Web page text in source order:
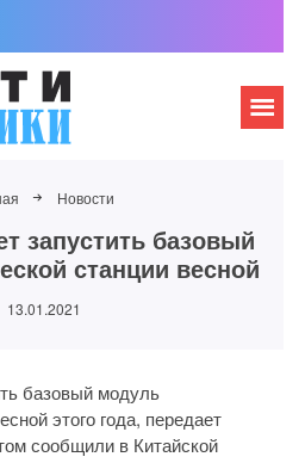
Новости
запустить базовый
станции весной
13.01.2021
базовый модуль
этого года, передает
сообщили в Китайской